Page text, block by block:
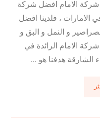
شركة الامام افضل شركة
، فلدينا افضل
و النمل و البق و
الامام الرائدة في
الشارقة هدفنا هو ...